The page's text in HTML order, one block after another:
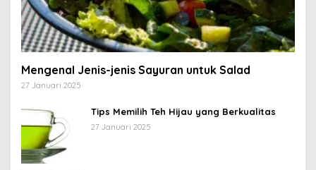
Mengenal Jenis-jenis Sayuran untuk Salad
27 Januari 2025
Tips Memilih Teh Hijau yang Berkualitas
27 Januari 2025